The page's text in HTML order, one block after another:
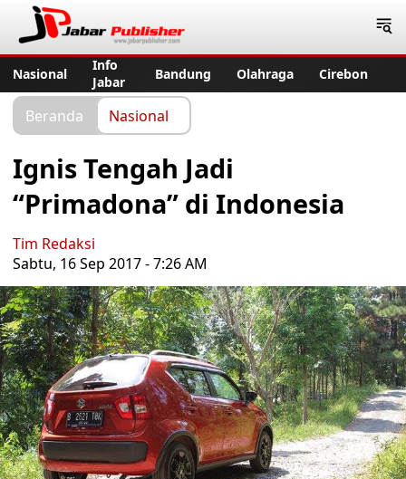
Nasional
Info
Jabar
Bandung Olahraga Cirebon
Beranda Nasional
Ignis Tengah Jadi
“Primadona” di Indonesia
Tim Redaksi
Sabtu, 16 Sep 2017 - 7:26 AM